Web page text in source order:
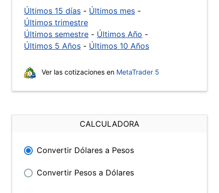
Últimos 15 días - Últimos mes -
Últimos trimestre
Últimos semestre - Últimos Año -
Últimos 5 Años - Últimos 10 Años
Ver las cotizaciones en MetaTrader 5
CALCULADORA
Convertir Dólares a Pesos
Convertir Pesos a Dólares